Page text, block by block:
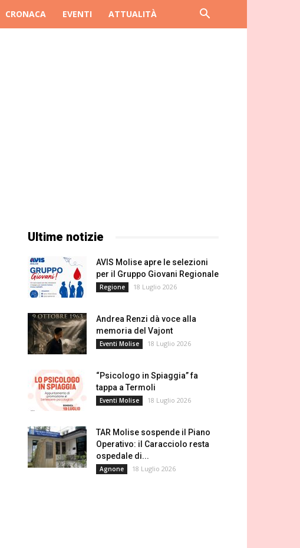
CRONACA EVENTI ATTUALITÀ
Ultime notizie
AVIS Molise apre le selezioni
per il Gruppo Giovani Regionale
Regione 18 Luglio 2026
Andrea Renzi dà voce alla
memoria del Vajont
Eventi Molise 18 Luglio 2026
“Psicologo in Spiaggia” fa
tappa a Termoli
Eventi Molise 18 Luglio 2026
TAR Molise sospende il Piano
Operativo: il Caracciolo resta
ospedale di...
Agnone 18 Luglio 2026